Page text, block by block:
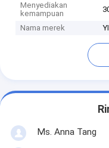
Menyediakan
kemampuan
Nama merek
Ms. Anna Tang